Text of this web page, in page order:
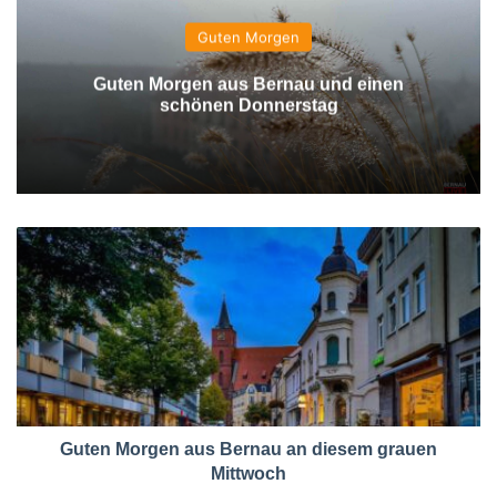
Guten Morgen
Guten Morgen aus Bernau und einen
schönen Donnerstag
Guten Morgen aus Bernau an diesem grauen
Mittwoch